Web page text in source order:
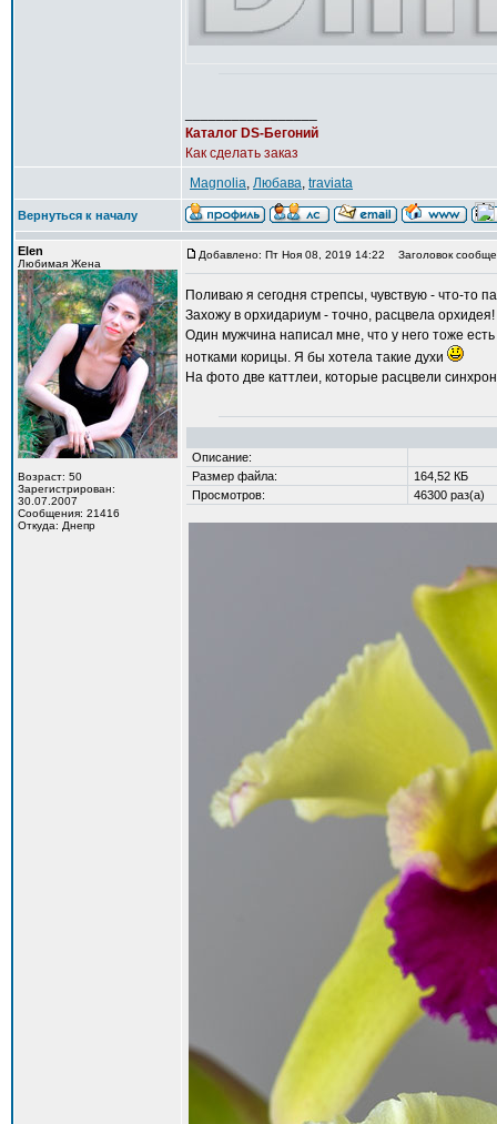
Каталог DS-Бегоний
Как сделать заказ
Magnolia, Любава, traviata
Вернуться к началу
Elen
Любимая Жена
Возраст: 50
Зарегистрирован:
30.07.2007
Сообщения: 21416
Откуда: Днепр
Добавлено: Пт Ноя 08, 2019 14:22 Заголовок
Поливаю я сегодня стрепсы, чувствую - что-то
Захожу в орхидариум - точно, расцвела
Один мужчина написал мне, что у него тоже
нотками корицы. Я бы хотела такие духи
На фото две каттлеи, которые расцвели
Описание:
Размер файла:
164,52 КБ
Просмотров:
46300 раз(а)